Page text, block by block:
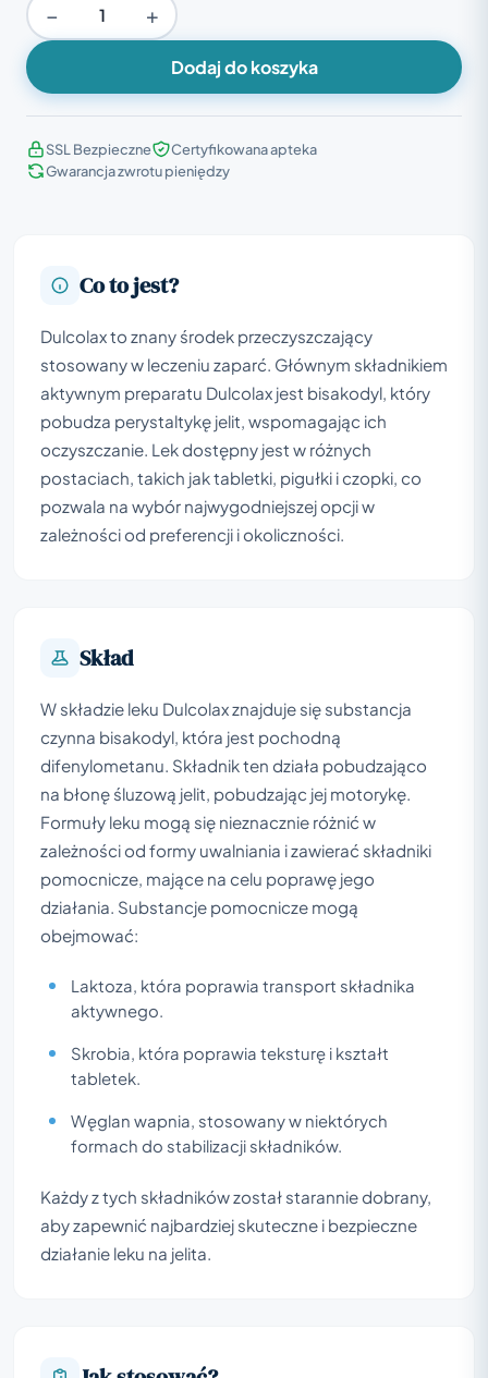
− +
Dodaj do koszyka
SSL Bezpieczne
Certyfikowana apteka
Gwarancja zwrotu pieniędzy
Co to jest?
Dulcolax to znany środek przeczyszczający
stosowany w leczeniu zaparć. Głównym składnikiem
aktywnym preparatu Dulcolax jest bisakodyl, który
pobudza perystaltykę jelit, wspomagając ich
oczyszczanie. Lek dostępny jest w różnych
postaciach, takich jak tabletki, pigułki i czopki, co
pozwala na wybór najwygodniejszej opcji w
zależności od preferencji i okoliczności.
Skład
W składzie leku Dulcolax znajduje się substancja
czynna bisakodyl, która jest pochodną
difenylometanu. Składnik ten działa pobudzająco
na błonę śluzową jelit, pobudzając jej motorykę.
Formuły leku mogą się nieznacznie różnić w
zależności od formy uwalniania i zawierać składniki
pomocnicze, mające na celu poprawę jego
działania. Substancje pomocnicze mogą
obejmować:
Laktoza, która poprawia transport składnika
aktywnego.
Skrobia, która poprawia teksturę i kształt
tabletek.
Węglan wapnia, stosowany w niektórych
formach do stabilizacji składników.
Każdy z tych składników został starannie dobrany,
aby zapewnić najbardziej skuteczne i bezpieczne
działanie leku na jelita.